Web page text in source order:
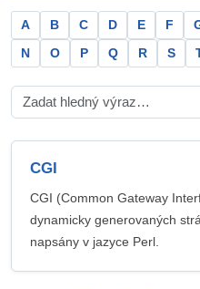
A B C D E F
N
O P Q R S
CGI
CGI (Common Gateway
dynamicky generovaných
napsány v jazyce Perl.